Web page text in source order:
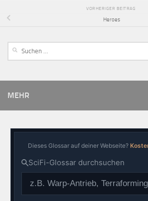
VORHERIGER BEITRAG
Heroes
MEHR